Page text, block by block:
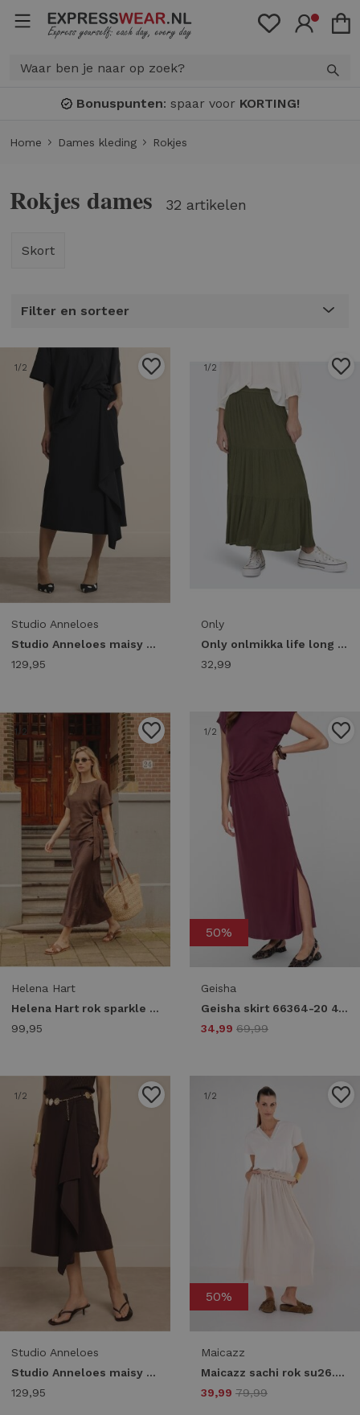
Bonuspunten: spaar voor KORTING!
Home Dames kleding Rokjes
Rokjes dames 32 artikelen
Skort
Filter en sorteer
1/2
Studio Anneloes
Studio Anneloes maisy skirt 14421 9000 black
129,95
1/2
Only
Only onlmikka life long skirt wvn noos 15324808 Skort grape leaf
32,99
1/2
Helena Hart
Helena Hart rok sparkle 7692 Skort havanna
99,95
1/2
50%
Geisha
Geisha skirt 66364-20 470 bordeaux
34,99 69,99
1/2
Studio Anneloes
Studio Anneloes maisy skirt 13883 8700 espresso
129,95
1/2
50%
Maicazz
Maicazz sachi rok su26.50.036 sand
39,99 79,99